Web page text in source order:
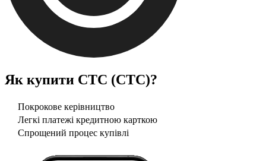
Як купити CTC (CTC)?
Покрокове керівництво
Легкі платежі кредитною карткою
Спрощений процес купівлі